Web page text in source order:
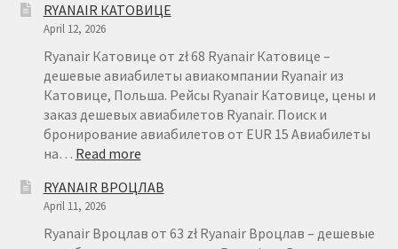
АВИАБИЛЕТОВ
RYANAIR
–
FAQ
RYANAIR КАТОВИЦЕ
April 12, 2026
Ryanair Катовице от zł 68 Ryanair Катовице –
дешевые авиабилеты авиакомпании Ryanair из
Катовице, Польша. Рейсы Ryanair Катовице, цены и
заказ дешевых авиабилетов Ryanair. Поиск и
бронирование авиабилетов от EUR 15 Авиабилеты
на… Read more:
КАТОВИЦЕ
RYANAIR ВРОЦЛАВ
April 11, 2026
Ryanair Вроцлав от 63 zł Ryanair Вроцлав – дешевые